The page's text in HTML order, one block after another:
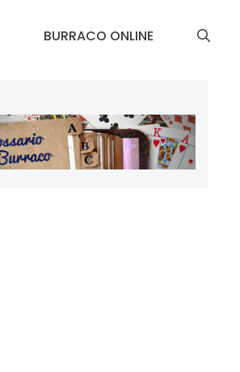
BURRACO ONLINE